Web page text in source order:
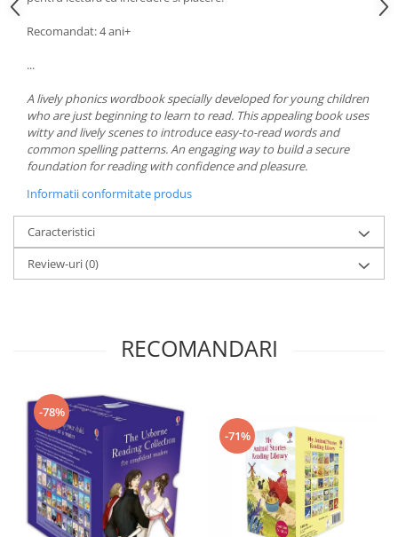
Recomandat: 4 ani+
...
A lively phonics wordbook specially developed for young children
who are just beginning to learn to read. This appealing book uses
witty and lively scenes to introduce easy-to-read words and
common spelling patterns. An engaging way to build a secure
foundation for reading with confidence and pleasure.
Informatii conformitate produs
Caracteristici
Review-uri(0)
RECOMANDARI
-78%
-71%